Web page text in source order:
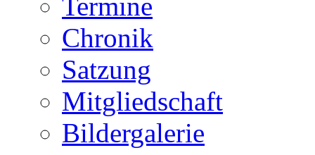
Chronik
Satzung
Mitgliedschaft
Bildergalerie